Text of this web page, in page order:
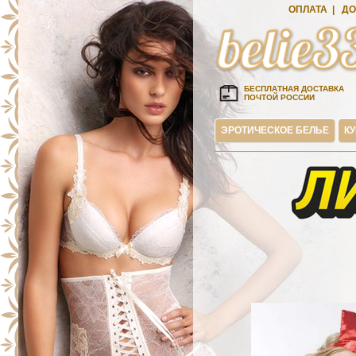
ОПЛАТА
БЕСПЛАТНАЯ ДОСТАВКА
ПОЧТОЙ РОССИИ
ЭРОТИЧЕСКОЕ БЕЛЬЕ